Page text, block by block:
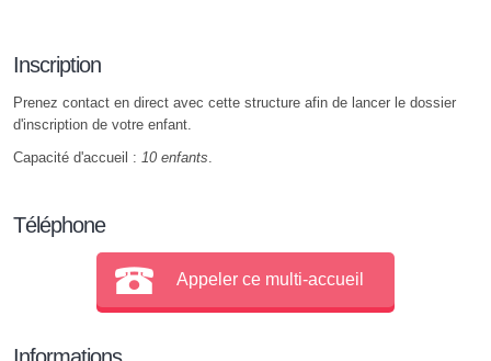
Inscription
Prenez contact en direct avec cette structure afin de lancer le dossier
d'inscription de votre enfant.
Capacité d'accueil : 10 enfants
Téléphone
Appeler ce multi-accueil